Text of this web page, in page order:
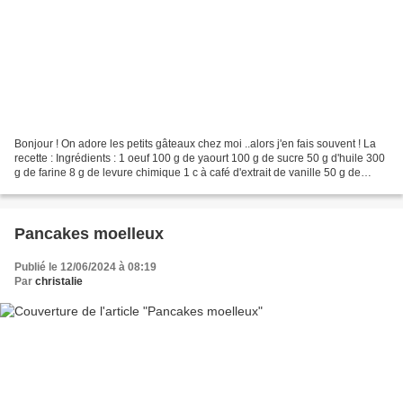
Bonjour ! On adore les petits gâteaux chez moi ..alors j'en fais souvent ! La
recette : Ingrédients : 1 oeuf 100 g de yaourt 100 g de sucre 50 g d'huile 300
g de farine 8 g de levure chimique 1 c à café d'extrait de vanille 50 g de
Pancakes moelleux
Publié le 12/06/2024 à 08:19
Par christalie